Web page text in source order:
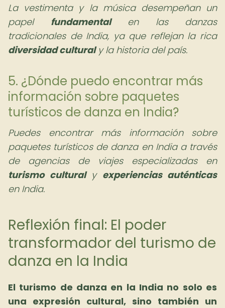
La vestimenta y la música desempeñan un
papel fundamentalen las danzas
tradicionales de India, ya que reflejan la rica
diversidad culturaly la historia del país.
5. ¿Dónde puedo encontrar más
información sobre paquetes
turísticos de danza en India?
Puedes encontrar más información sobre
paquetes turísticos de danza en India a través
de agencias de viajes especializadas en
turismo culturaly experiencias auténticas
en India.
Reflexión final: El poder
transformador del turismo de
danza en la India
El turismo de danza en la India no solo es
una expresión cultural, sino también un